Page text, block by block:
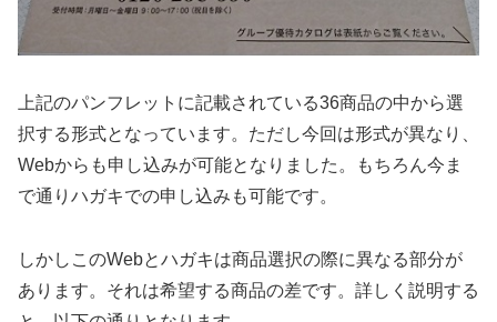
上記のパンフレットに記載されている36商品の中から選
択する形式となっています。ただし今回は形式が異なり、
Webからも申し込みが可能となりました。もちろん今ま
で通りハガキでの申し込みも可能です。
しかしこのWebとハガキは商品選択の際に異なる部分が
あります。それは希望する商品の差です。詳しく説明する